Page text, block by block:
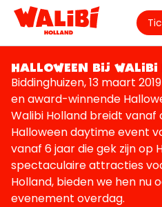
HALLOWEEN BIJ
Biddinghuizen, 13 maart
en award-winnende
Walibi Holland breidt vanaf
Halloween daytime event
vanaf 6 jaar die gek zijn op
spectaculaire attracties
Holland, bieden we hen nu
evenement overdag.